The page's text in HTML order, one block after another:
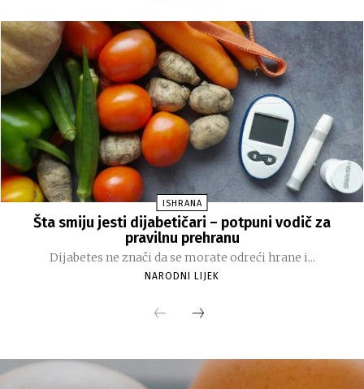
ISHRANA
Šta smiju jesti dijabetičari – potpuni vodič za
pravilnu prehranu
Dijabetes ne znači da se morate odreći hrane i...
NARODNI LIJEK